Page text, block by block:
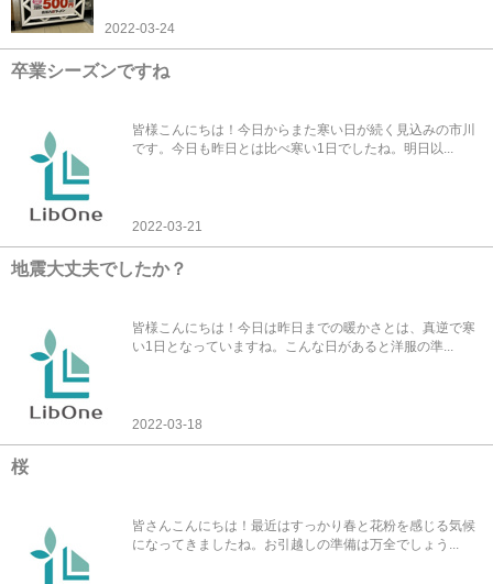
2022-03-24
卒業シーズンですね
皆様こんにちは！今日からまた寒い日が続く見込みの市川
です。今日も昨日とは比べ寒い1日でしたね。明日以...
2022-03-21
地震大丈夫でしたか？
皆様こんにちは！今日は昨日までの暖かさとは、真逆で寒
い1日となっていますね。こんな日があると洋服の準...
2022-03-18
桜
皆さんこんにちは！最近はすっかり春と花粉を感じる気候
になってきましたね。お引越しの準備は万全でしょう...